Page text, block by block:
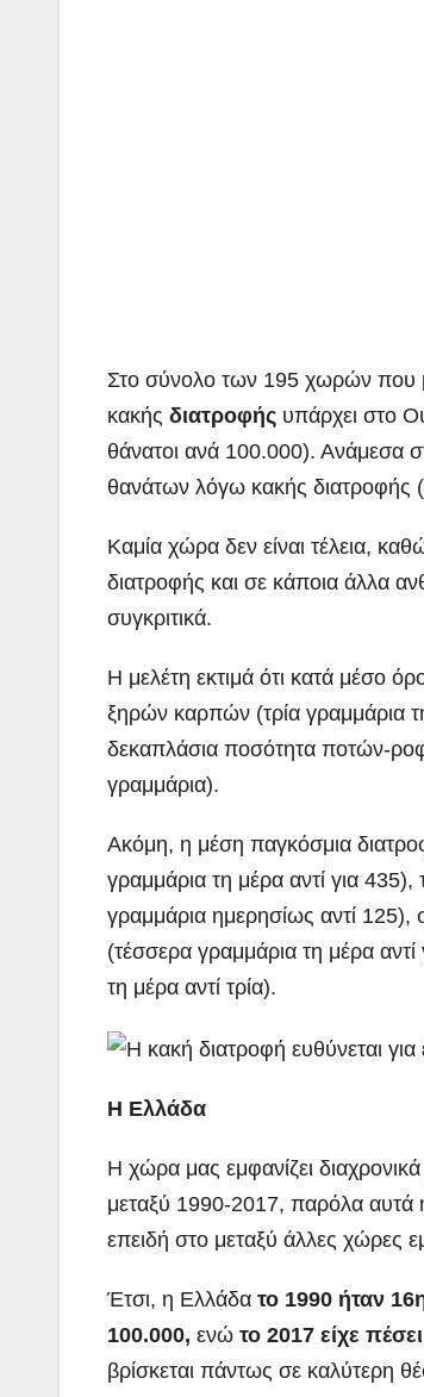
Στο σύνολο των 195 χωρών που
κακής διατροφής υπάρχει στο
θάνατοι ανά 100.000). Ανάμεσα
θανάτων λόγω κακής
Καμία χώρα δεν είναι τέλεια,
διατροφής και σε κάποια άλλα
συγκριτικά.
Η μελέτη εκτιμά ότι κατά μέσο
ξηρών καρπών (τρία γραμμάρια
δεκαπλάσια ποσότητα ποτών-
γραμμάρια).
Ακόμη, η μέση παγκόσμια
γραμμάρια τη μέρα αντί για
γραμμάρια ημερησίως αντί
(τέσσερα γραμμάρια τη μέρα
τη μέρα αντί τρία).
Η Ελλάδα
Η χώρα μας εμφανίζει
μεταξύ 1990-2017, παρόλα αυτά
επειδή στο μεταξύ άλλες χώρες
Έτσι, η Ελλάδα το 1990 ήταν
100.000, ενώ το 2017 είχε
βρίσκεται πάντως σε